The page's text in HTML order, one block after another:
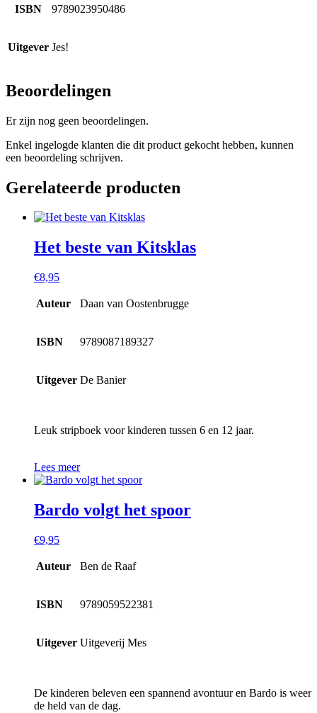
ISBN 9789023950486
Uitgever Jes!
Beoordelingen
Er zijn nog geen beoordelingen.
Enkel ingelogde klanten die dit product gekocht hebben, kunnen
een beoordeling schrijven.
Gerelateerde producten
Het beste van Kitsklas
€8,95
Auteur Daan van Oostenbrugge
ISBN 9789087189327
Uitgever De Banier
Leuk stripboek voor kinderen tussen 6 en 12 jaar.
Lees meer
Bardo volgt het spoor
€9,95
Auteur Ben de Raaf
ISBN 9789059522381
Uitgever Uitgeverij Mes
De kinderen beleven een spannend avontuur en Bardo is weer
de held van de dag.